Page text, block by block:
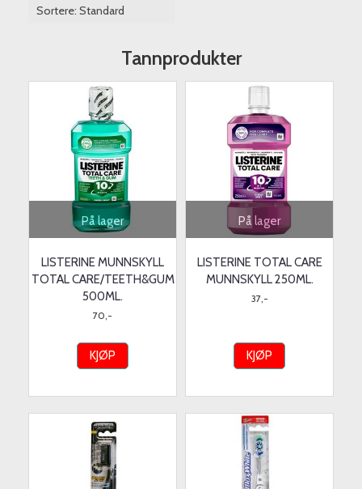
Tannprodukter
På lager
LISTERINE MUNNSKYLL
TOTAL CARE/TEETH&GUM
500ML.
70,-
KJØP
På lager
LISTERINE TOTAL CARE
MUNNSKYLL 250ML.
37,-
KJØP